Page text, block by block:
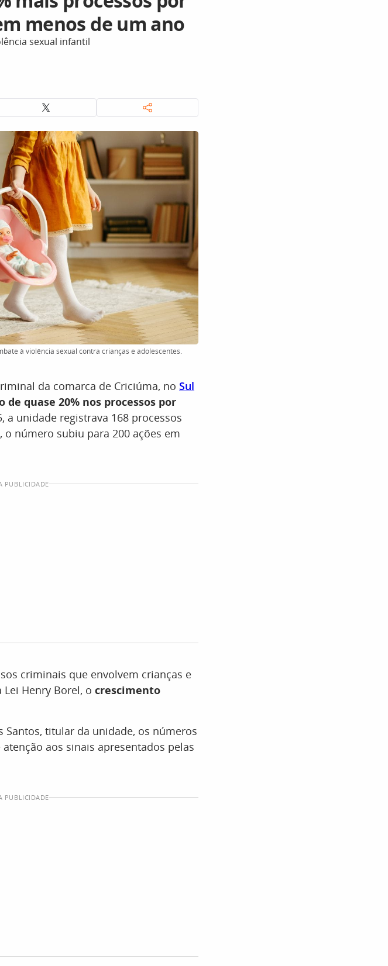
menos de um ano
sexual infantil
à violência sexual contra crianças e adolescentes.
da comarca de Criciúma, no Sul
quase 20% nos processos por
a unidade registrava 168 processos
número subiu para 200 ações em
PUBLICIDADE
criminais que envolvem crianças e
Henry Borel, o crescimento
Santos, titular da unidade, os números
aos sinais apresentados pelas
PUBLICIDADE